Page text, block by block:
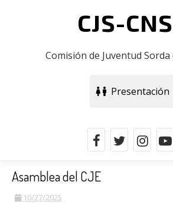
CJS-
Comisión de Juventud Sorda
Presentación
Asamblea del CJE
10/27/2025